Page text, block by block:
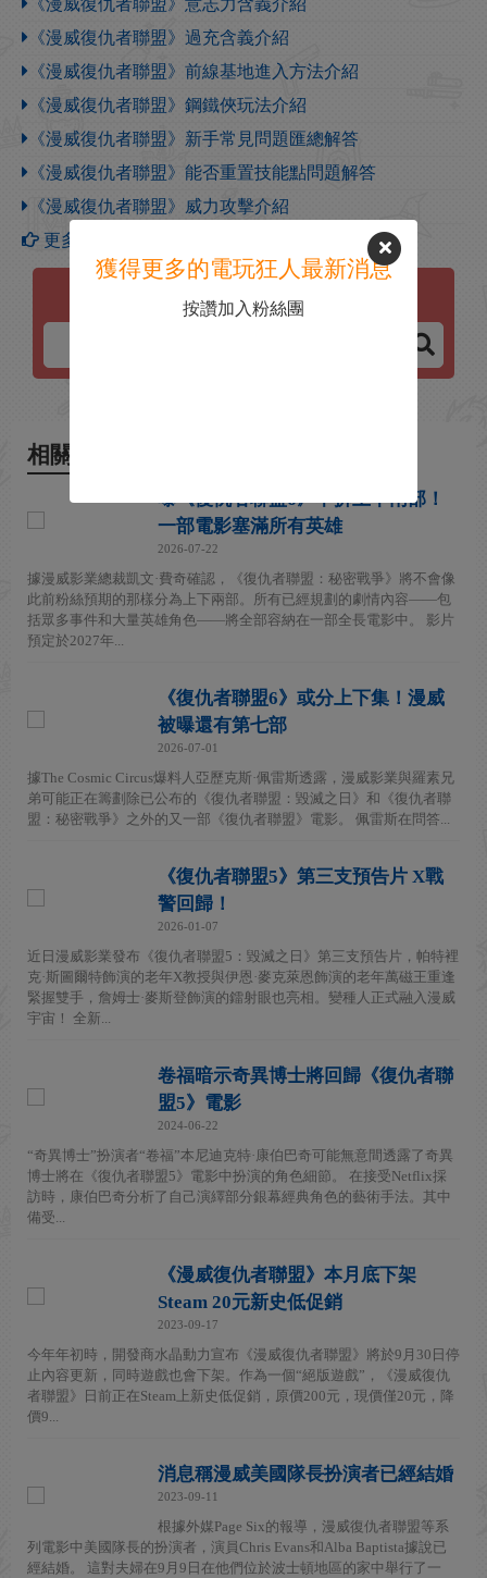
《漫威復仇者聯盟》過充含義介紹
《漫威復仇者聯盟》前線基地進入方法介紹
《漫威復仇者聯盟》鋼鐵俠玩法介紹
《漫威復仇者聯盟》新手常見問題匯總解答
《漫威復仇者聯盟》能否重置技能點問題解答
《漫威復仇者聯盟》威力攻擊介紹
更多【漫威復仇者聯盟】攻略
漫威復仇者聯盟
相關新聞
曝《復仇者聯盟6》不拆上下兩部！
一部電影塞滿所有英雄
2026-07-22
據漫威影業總裁凱文·費奇確認，《復仇者聯盟：秘密戰爭》將不會像
此前粉絲預期的那樣分為上下兩部。所有已經規劃的劇情內容——包
括眾多事件和大量英雄角色——將全部容納在一部全長電影中。 影片
預定於2027年...
《復仇者聯盟6》或分上下集！漫威
被曝還有第七部
2026-07-01
據The Cosmic Circus爆料人亞歷克斯·佩雷斯透露，漫威影業與羅素兄
弟可能正在籌劃除已公布的《復仇者聯盟：毀滅之日》和《復仇者聯
盟：秘密戰爭》之外的又一部《復仇者聯盟》電影。 佩雷斯在問答...
《復仇者聯盟5》第三支預告片 X戰
警回歸！
2026-01-07
近日漫威影業發布《復仇者聯盟5：毀滅之日》第三支預告片，帕特裡
克·斯圖爾特飾演的老年X教授與伊恩·麥克萊恩飾演的老年萬磁王重逢
緊握雙手，詹姆士·麥斯登飾演的鐳射眼也亮相。變種人正式融入漫威
宇宙！ 全新...
卷福暗示奇異博士將回歸《復仇者聯
盟5》電影
2024-06-22
“奇異博士”扮演者“卷福”本尼迪克特·康伯巴奇可能無意間透露了奇異
博士將在《復仇者聯盟5》電影中扮演的角色細節。 在接受Netflix採
訪時，康伯巴奇分析了自己演繹部分銀幕經典角色的藝術手法。其中
備受...
《漫威復仇者聯盟》本月底下架
Steam 20元新史低促銷
2023-09-17
今年年初時，開發商水晶動力宣布《漫威復仇者聯盟》將於9月30日停
止內容更新，同時遊戲也會下架。作為一個“絕版遊戲”，《漫威復仇
者聯盟》日前正在Steam上新史低促銷，原價200元，現價僅20元，降
價9...
消息稱漫威美國隊長扮演者已經結婚
2023-09-11
根據外媒Page Six的報導，漫威復仇者聯盟等系
列電影中美國隊長的扮演者，演員Chris Evans和Alba Baptista據說已
經結婚。 這對夫婦在9月9日在他們位於波士頓地區的家中舉行了一
獲得更多的電玩狂人最新消息
按讚加入粉絲團